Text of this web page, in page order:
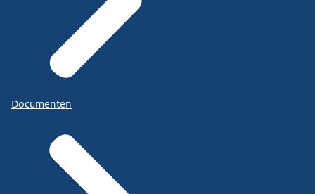
Documenten